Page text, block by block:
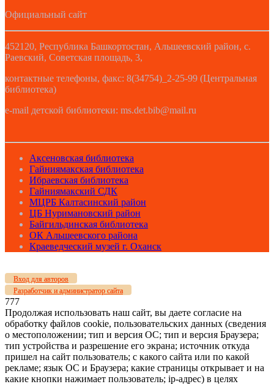
Официальный сайт
452120, Республика Башкортостан, Альшеевский район, с.
Раевский, Советская площадь, 3,
контактные телефоны, факс: 8(34754)_2-25-99 (Центральная
библиотека)
e-mail детской библиотеки: ms.det.bib@mail.ru
Аксеновская библиотека
Гайниямакская библиотека
Ибраевская библиотека
Гайниямакский СДК
МЦРБ Калтасинский район
ЦБ Нуримановский район
Байгильдинская библиотека
ОК Альшеевского района
Краеведческий музей г. Оханск
Вход для авторов
Разработчик и администратор сайта
777
Продолжая использовать наш сайт, вы даете согласие на
обработку файлов cookie, пользовательских данных (сведения
о местоположении; тип и версия ОС; тип и версия Браузера;
тип устройства и разрешение его экрана; источник откуда
пришел на сайт пользователь; с какого сайта или по какой
рекламе; язык ОС и Браузера; какие страницы открывает и на
какие кнопки нажимает пользователь; ip-адрес) в целях